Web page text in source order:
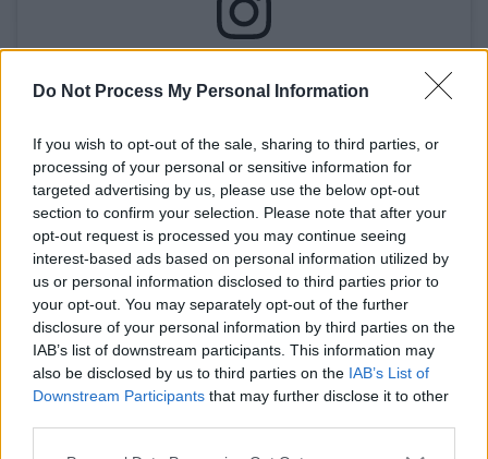
Do Not Process My Personal Information
If you wish to opt-out of the sale, sharing to third parties, or
processing of your personal or sensitive information for
targeted advertising by us, please use the below opt-out
section to confirm your selection. Please note that after your
opt-out request is processed you may continue seeing
interest-based ads based on personal information utilized by
us or personal information disclosed to third parties prior to
your opt-out. You may separately opt-out of the further
disclosure of your personal information by third parties on the
IAB’s list of downstream participants. This information may
also be disclosed by us to third parties on the IAB’s List of
Downstream Participants that may further disclose it to other
Ο Akylas παρέμεινε στο Τιρκουάζ Χαλίγια
περισσότερες από τέσσερις ώρες,
απαντώντας σε δεκάδες ερωτήσεις
διαπιστευμένων δημοσιογράφων από διεθνή
Μέσα, γεγονός που αποδεικνύει το αυξημένο
ενδιαφέρον που συγκεντρώνει φέτος η